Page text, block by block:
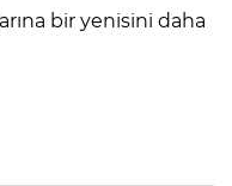
bir yenisini daha